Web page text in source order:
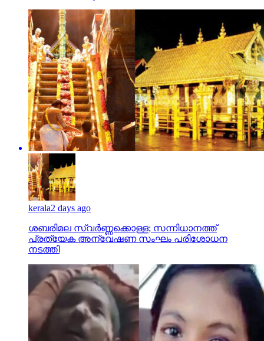
kerala2 days ago
ശബരിമല സ്വര്‍ണ്ണക്കൊള്ള; സന്നിധാനത്ത്
പ്രത്യേക അന്വേഷണ സംഘം പരിശോധന
നടത്തി